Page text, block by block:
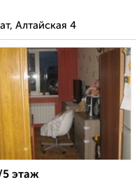
Алтайская 4
этаж